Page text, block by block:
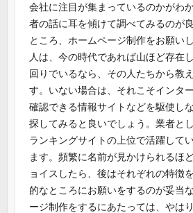
会社に注目が集まっているのかがわ
者の話に耳を傾けて調べてみるのが
ところ、ホームページ制作をお願い
人は、今の時代であれば山ほど存在
回りでいるなら、その人たちから教
す。いない場合は、それこそインタ
確認できる情報サイトなどを駆使し
探してみると良いでしょう。業者と
ランキングサイトの上位で活躍して
ます。頻繁に名前が見かけられるほ
ョイスしたら、後はそれぞれの特徴
的なところにお願いをするのが妥当
ージ制作をするにあたっては、やは